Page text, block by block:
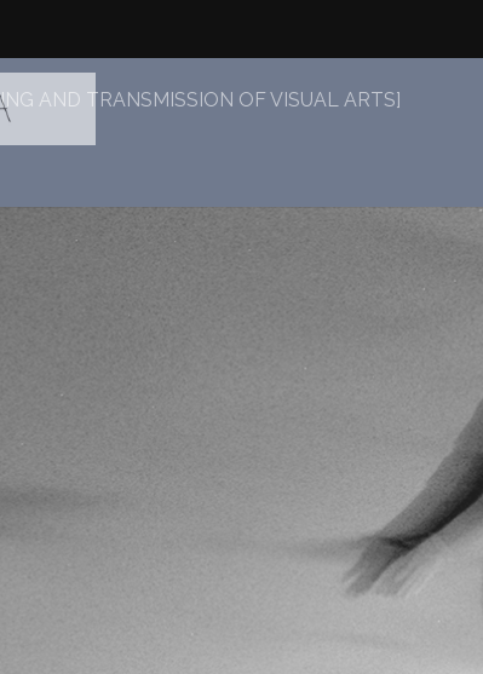
AND TRANSMISSION OF VISUAL ARTS]